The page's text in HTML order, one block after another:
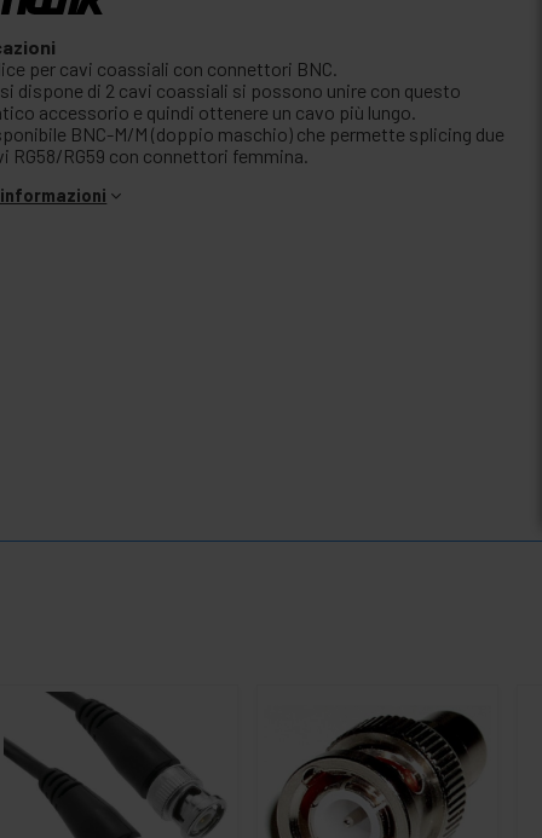
per cavi coassiali con connettori BNC.
dispone di 2 cavi coassiali si possono unire con questo
accessorio e quindi ottenere un cavo più lungo.
BNC-M/M (doppio maschio) che permette splicing due
RG58/RG59 con connettori femmina.